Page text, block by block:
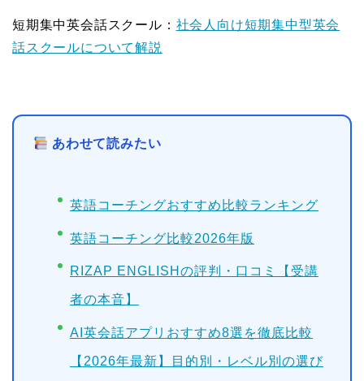
短期集中英会話スクール： 社会人向け短期集中型英会
話スクールについて解説
あわせて読みたい
英語コーチングおすすめ比較ランキング
英語コーチング比較2026年版
RIZAP ENGLISHの評判・口コミ【受講
者の本音】
AI英会話アプリおすすめ8選を徹底比較
【2026年最新】目的別・レベル別の選び